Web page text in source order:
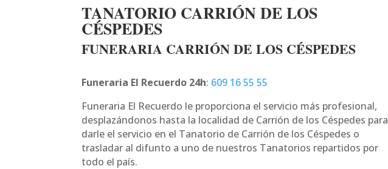
TANATORIO CARRIÓN DE LOS
CÉSPEDES
FUNERARIA CARRIÓN DE LOS CÉSPEDES
Funeraria El Recuerdo 24h: 609 16 55 55
Funeraria El Recuerdo le proporciona el servicio más profesional,
desplazándonos hasta la localidad de Carrión de los Céspedes para
darle el servicio en el Tanatorio de Carrión de los Céspedes o
trasladar al difunto a uno de nuestros Tanatorios repartidos por
todo el país.